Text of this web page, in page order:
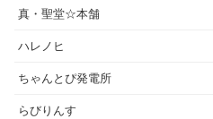
真・聖堂☆本舗
ハレノヒ
ちゃんとぴ発電所
らびりんす